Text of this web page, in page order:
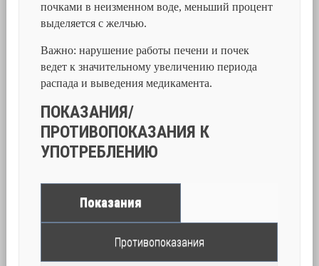
почками в неизменном воде, меньший процент
выделяется с желчью.
Важно: нарушение работы печени и почек
ведет к значительному увеличению периода
распада и выведения медикамента.
ПОКАЗАНИЯ/
ПРОТИВОПОКАЗАНИЯ К
УПОТРЕБЛЕНИЮ
Показания
Противопоказания